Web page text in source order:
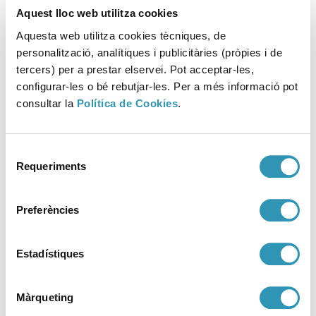
Aquest lloc web utilitza cookies
Aquesta web utilitza cookies tècniques, de
personalització, analítiques i publicitàries (pròpies i de
tercers) per a prestar elservei. Pot acceptar-les,
configurar-les o bé rebutjar-les. Per a més informació pot
consultar la Política de Cookies.
Requeriments
Preferències
Estadístiques
Màrqueting
web interactiu de l’ASPB
11-10-2021